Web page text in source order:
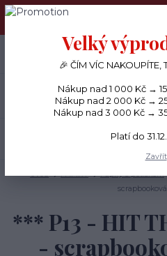
PŘÁNÍČKA a PAPÍROVÉ DÁRKY
+420 734 380 930
(Po-Ne, 8-20 hod.)
*** P13 - HIT
-
Velký
🎉 ČÍM VÍC NAKOUPÍTE,
Nákup nad 1 000 Kč →
Nákup nad 2 000 Kč →
Nákup nad 3 000 Kč →
Platí do
Zavřít